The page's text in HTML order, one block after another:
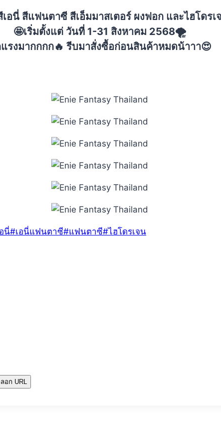
อนี่ สีแฟนตาซี สีเอ็มมาสเตอร์ ผงฟอก และไฮโดรเ
🤩เริ่มตั้งแต่ วันที่ 1-31 สิงหาคม 2568🌪
รงมากกกก🔥 รีบมาสั่งซื้อก่อนสินค้าหมดน้าาา😍
นี่#เอนี่แฟนตาซี#แฟนตาซี#ไฮโดรเจน
อก URL